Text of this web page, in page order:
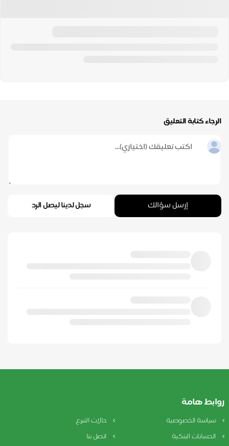
الرجاء كتابة التعليق
إرسل سؤالك سجل لدينا ليصل الرد
روابط هامة
سياسة الخصوصية
حالات التبرع
الحسابات البنكية
اتصل بنا